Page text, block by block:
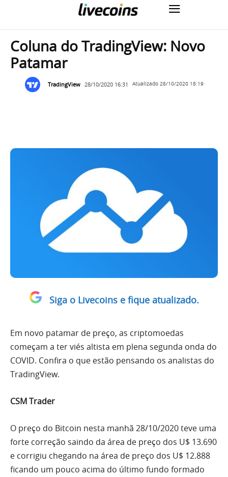
Coluna do TradingView: Novo
Patamar
TradingView 28/10/2020 16:31 Atualizado 28/10/2020 18:19
Siga o Livecoins e fique atualizado.
Em novo patamar de preço, as criptomoedas
começam a ter viés altista em plena segunda onda do
COVID. Confira o que estão pensando os analistas do
TradingView.
CSM Trader
O preço do Bitcoin nesta manhã 28/10/2020 teve uma
forte correção saindo da área de preço dos U$ 13.690
e corrigiu chegando na área de preço dos U$ 12.888
ficando um pouco acima do último fundo formado